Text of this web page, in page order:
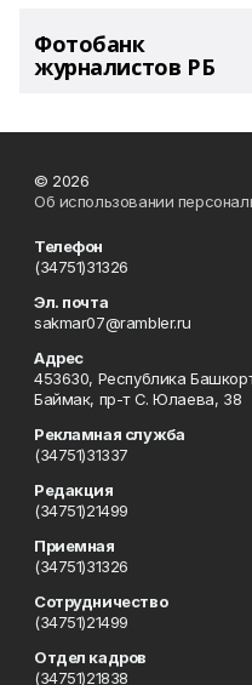
Фотобанк
журналистов РБ
© 2026
Об использовании
Телефон
(34751)31326
Эл. почта
sakmar07@rambler.ru
Адрес
453630, Республика
Баймак, пр-т С. Юлаева, 38
Рекламная служба
(34751)31337
Редакция
(34751)21499
Приемная
(34751)31326
Сотрудничество
(34751)21499
Отдел кадров
(34751)21838